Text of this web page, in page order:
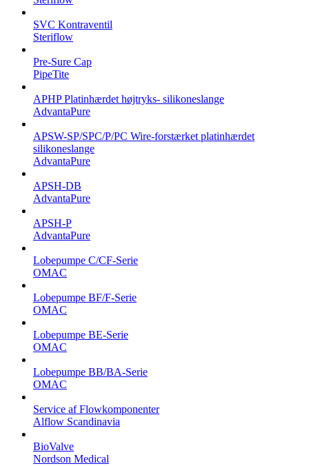
SVC Kontraventil
Steriflow
Pre-Sure Cap
PipeTite
APHP Platinhærdet højtryks- silikoneslange
AdvantaPure
APSW-SP/SPC/P/PC Wire-forstærket platinhærdet
silikoneslange
AdvantaPure
APSH-DB
AdvantaPure
APSH-P
AdvantaPure
Lobepumpe C/CF-Serie
OMAC
Lobepumpe BF/F-Serie
OMAC
Lobepumpe BE-Serie
OMAC
Lobepumpe BB/BA-Serie
OMAC
Service af Flowkomponenter
Alflow Scandinavia
BioValve
Nordson Medical